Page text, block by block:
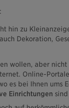
hin zu
Dekoration,
wollen, aber
Online-
es bei Ihnen ums
Einrichtungen